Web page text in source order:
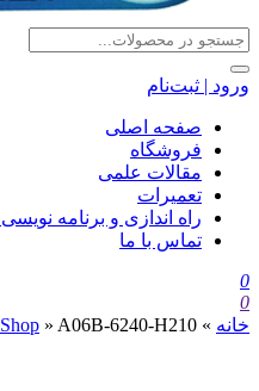
ورود | ثبت‌نام
صفحه اصلی
فروشگاه
مقالات علمی
تعمیرات
راه اندازی و برنامه نویسیCNC
تماس با ما
0
0
خانه »
Shop » A06B-6240-H210